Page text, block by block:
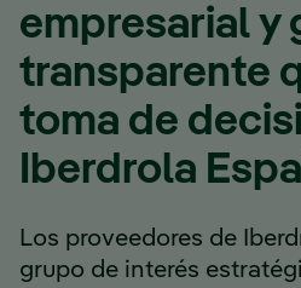
empresarial y
transparente
toma de
Iberdrola
Los proveedores de
grupo de interés